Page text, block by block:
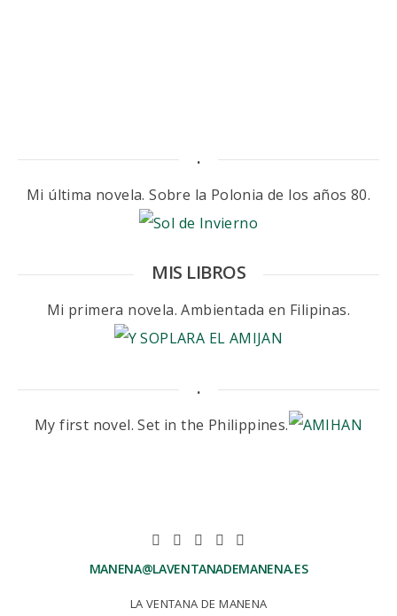
.
Mi última novela. Sobre la Polonia de los años 80.
MIS LIBROS
Mi primera novela. Ambientada en Filipinas.
.
My first novel. Set in the Philippines.
MANENA@LAVENTANADEMANENA.ES
LA VENTANA DE MANENA